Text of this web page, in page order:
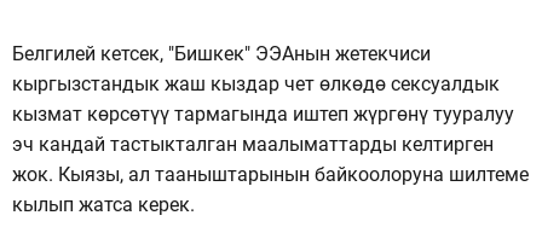
Белгилей кетсек, "Бишкек" ЭЭАнын жетекчиси
кыргызстандык жаш кыздар чет өлкөдө сексуалдык
кызмат көрсөтүү тармагында иштеп жүргөнү тууралуу
эч кандай тастыкталган маалыматтарды келтирген
жок. Кыязы, ал тааныштарынын байкоолоруна шилтеме
кылып жатса керек.